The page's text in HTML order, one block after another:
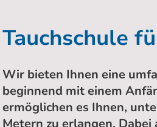
Tauchschule
Wir bieten Ihnen eine
beginnend mit einem
ermöglichen es Ihnen,